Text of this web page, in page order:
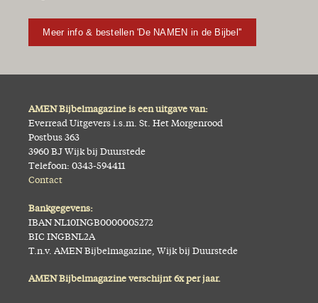
Meer info & bestellen 'De NAMEN in de Bijbel''
AMEN Bijbelmagazine is een uitgave van:
Everread Uitgevers i.s.m. St. Het Morgenrood
Postbus 363
3960 BJ Wijk bij Duurstede
Telefoon: 0343-594411
Contact
Bankgegevens:
IBAN NL10INGB0000005272
BIC INGBNL2A
T.n.v. AMEN Bijbelmagazine, Wijk bij Duurstede
AMEN Bijbelmagazine verschijnt 6x per jaar.